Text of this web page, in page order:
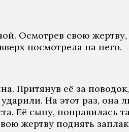
Осмотрев свою
посмотрела на него.
Притянув её за
На этот раз, она
Её сыну, понравилась
жертву поднять